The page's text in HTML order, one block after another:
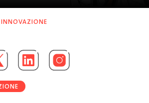
INNOVAZIONE